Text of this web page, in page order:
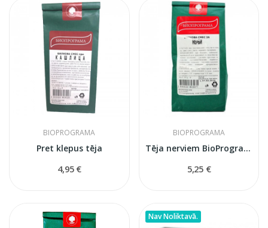
BIOPROGRAMA
Pret klepus tēja
4,95 €
BIOPROGRAMA
Tēja nerviem BioProgramma
5,25 €
Nav Noliktavā.